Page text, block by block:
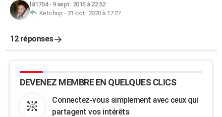
lili1704- 9 sept. 2015 à 22:52
Ketchup - 21 oct. 2020 à 17:27
12 réponses
DEVENEZ MEMBRE EN QUELQUES CLICS
Connectez-vous simplement avec ceux qui
partagent vos intérêts